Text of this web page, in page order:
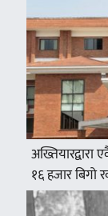
अख्तियारद्वारा
१६ हजार बिगो